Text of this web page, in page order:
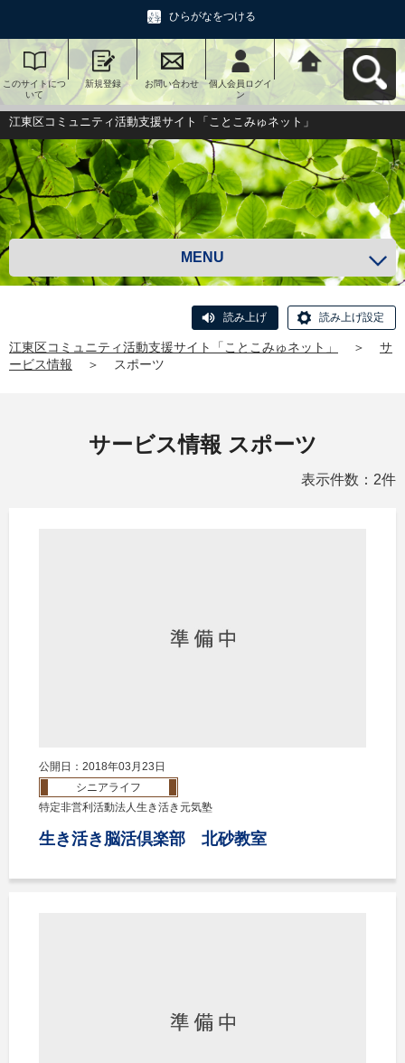
ひらがなをつける
このサイトにつ
いて
新規登録 お問い合わせ
個人会員ログイ
ン
江東区コミュニ
ティ活動支援サ
イト「ことこみ
ゅネット」へ戻
る
江東区コミュニティ活動支援サイト「ことこみゅネット」
MENU
読み上げ 読み上げ設定
江東区コミュニティ活動支援サイト「ことこみゅネット」 ＞
サ
ービス情報
＞ スポーツ
サービス情報 スポーツ
表示件数：2件
公開日：2018年03月23日
シニアライフ
特定非営利活動法人生き活き元気塾
生き活き脳活倶楽部 北砂教室